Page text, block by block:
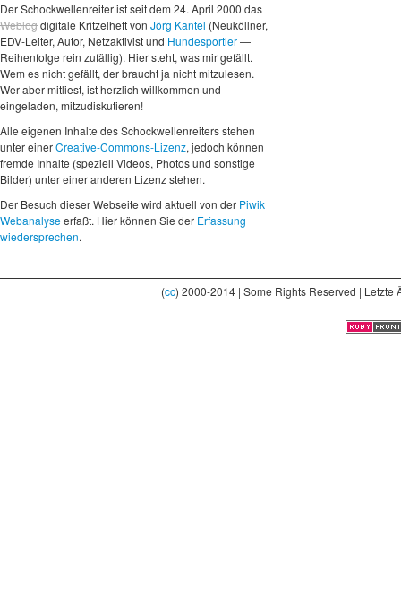
Der Schockwellenreiter ist seit dem 24. April 2000 das
Weblogdigitale Kritzelheft von Jörg Kantel (Neuköllner,
EDV-Leiter, Autor, Netzaktivist und Hundesportler—
Reihenfolge rein zufällig). Hier steht, was mir gefällt.
Wem es nicht gefällt, der braucht ja nicht mitzulesen.
Wer aber mitliest, ist herzlich willkommen und
eingeladen, mitzudiskutieren!
Alle eigenen Inhalte des Schockwellenreiters stehen
unter einerCreative-Commons-Lizenz, jedoch können
fremde Inhalte (speziell Videos, Photos und sonstige
Bilder) unter einer anderen Lizenz stehen.
Der Besuch dieser Webseite wird aktuell von der Piwik
Webanalyseerfaßt. Hier können Sie der Erfassung
wiedersprechen.
(cc) 2000-2014 | Some Rights Reserved |